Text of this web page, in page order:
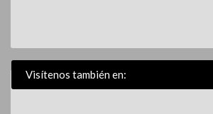
Visítenos también en: